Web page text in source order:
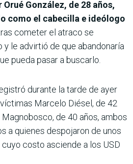
González, de 28 años,
como el cabecilla e ideólogo
cometer el atraco se
le advirtió de que abandonaría
pueda pasar a buscarlo.
durante la tarde de ayer
Marcelo Diésel, de 42
de 40 años, ambos
a quienes despojaron de unos
costo asciende a los USD